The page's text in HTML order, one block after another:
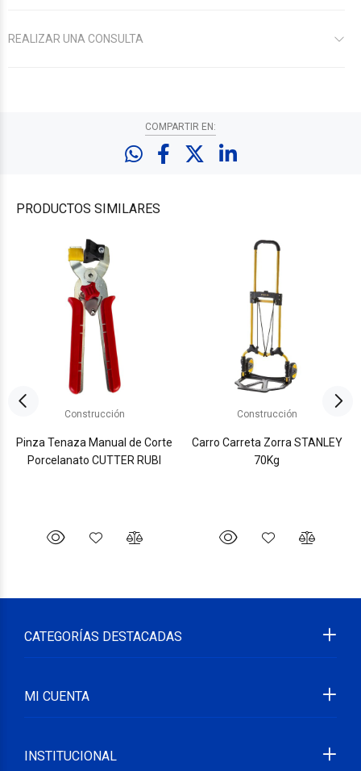
REALIZAR UNA CONSULTA
COMPARTIR EN:
PRODUCTOS SIMILARES
Construcción
Pinza Tenaza Manual de Corte
Porcelanato CUTTER RUBI
Construcción
Carro Carreta Zorra STANLEY
70Kg
CATEGORÍAS DESTACADAS
MI CUENTA
INSTITUCIONAL